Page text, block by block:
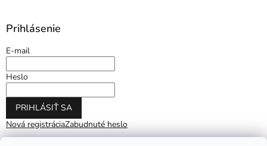
Prihlásenie
E-mail
Heslo
PRIHLÁSIŤ SA
Nová registráciaZabudnuté heslo